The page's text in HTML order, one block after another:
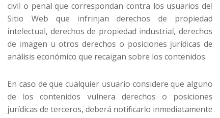
civil o penal que correspondan contra los usuarios del
Sitio Web que infrinjan derechos de propiedad
intelectual, derechos de propiedad industrial, derechos
de imagen u otros derechos o posiciones jurídicas de
análisis económico que recaigan sobre los contenidos.
En caso de que cualquier usuario considere que alguno
de los contenidos vulnera derechos o posiciones
jurídicas de terceros, deberá notificarlo inmediatamente